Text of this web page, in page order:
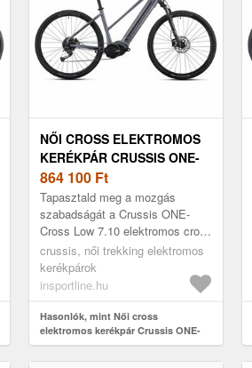
NŐI CROSS ELEKTROMOS
KERÉKPÁR CRUSSIS ONE-
CROSS LOW 7.10 518WH
28" - 2025
864 100 Ft
Tapasztald meg a mozgás
szabadságát a Crussis ONE-
Cross Low 7.10 elektromos cross
kerékpárral! A könnyű
PANASONIC GX Power Plus
motornak és a 75 Nm...
crussis, női trekking elektromos
kerékpárok
insportline.hu
Hasonlók, mint Női cross
elektromos kerékpár Crussis ONE-
Cross Low 7.10 518Wh 28" - 2025